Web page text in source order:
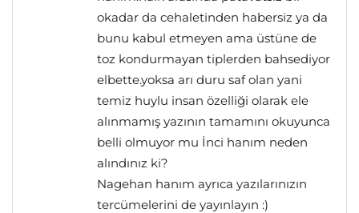
okadar da cehaletinden habersiz ya da
bunu kabul etmeyen ama üstüne de
toz kondurmayan tiplerden bahsediyor
elbette.yoksa arı duru saf olan yani
temiz huylu insan özelliği olarak ele
alınmamış yazının tamamını okuyunca
belli olmuyor mu İnci hanım neden
alındınız ki?
Nagehan hanım ayrıca yazılarınızın
tercümelerini de yayınlayın :)